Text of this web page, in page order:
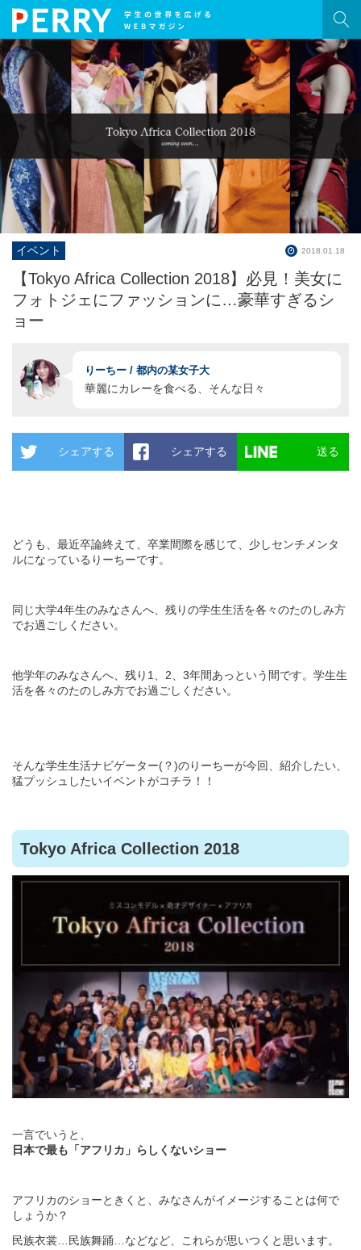
HOME
記事一覧
PERRY［ペリー］とは？
旅
学生生活
就活
恋愛
ネタ
イベント 2018.01.18
【Tokyo Africa Collection 2018】必見！美女に
フォトジェにファッションに…豪華すぎるシ
ョー
りーちー / 都内の某女子大
華麗にカレーを食べる、そんな日々
シェアする シェアする 送る
どうも、最近卒論終えて、卒業間際を感じて、少しセンチメンタ
ルになっているりーちーです。
同じ大学4年生のみなさんへ、残りの学生生活を各々のたのしみ方
でお過ごしください。
他学年のみなさんへ、残り1、2、3年間あっという間です。学生生
活を各々のたのしみ方でお過ごしください。
そんな学生生活ナビゲーター(？)のりーちーが今回、紹介したい、
猛プッシュしたいイベントがコチラ！！
Tokyo Africa Collection 2018
一言でいうと、
日本で最も「アフリカ」らしくないショー
アフリカのショーときくと、みなさんがイメージすることは何で
しょうか？
民族衣裳…民族舞踊…などなど、これらが思いつくと思います。